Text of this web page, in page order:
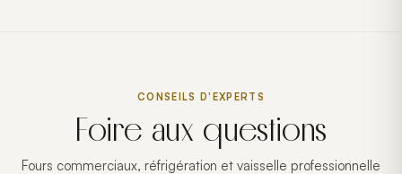
CONSEILS D'EXPERTS
Foire aux questions
Fours commerciaux, réfrigération et vaisselle professionnelle